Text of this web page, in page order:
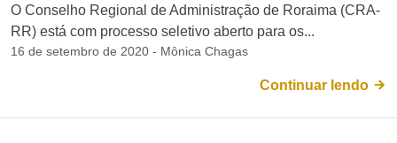
O Conselho Regional de Administração de Roraima (CRA-
RR) está com processo seletivo aberto para os...
16 de setembro de 2020 - Mônica Chagas
Continuar lendo